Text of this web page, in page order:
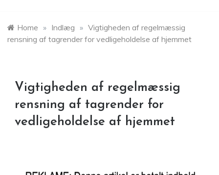
Home » Indlæg » Vigtigheden af regelmæssig
rensning af tagrender for vedligeholdelse af hjemmet
Vigtigheden af regelmæssig
rensning af tagrender for
vedligeholdelse af hjemmet